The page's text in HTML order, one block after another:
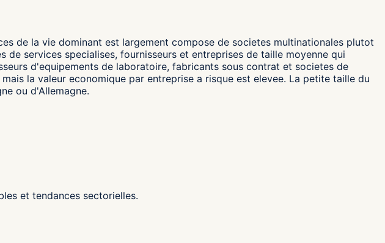
de la vie dominant est largement compose de societes multinationales plutot
services specialises, fournisseurs et entreprises de taille moyenne qui
d'equipements de laboratoire, fabricants sous contrat et societes de
la valeur economique par entreprise a risque est elevee. La petite taille du
ou d'Allemagne.
et tendances sectorielles.